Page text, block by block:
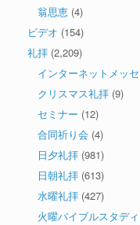
翁思恵 (4)
ビデオ (154)
礼拝 (2,209)
インターネットメッ
クリスマス礼拝 (9)
セミナー (12)
合同祈り会 (4)
日夕礼拝 (981)
日朝礼拝 (613)
水曜礼拝 (427)
火曜バイブルスタディ